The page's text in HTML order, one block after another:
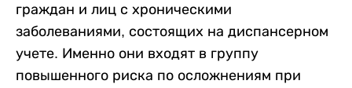
граждан и лиц с хроническими
заболеваниями, состоящих на диспансерном
учете. Именно они входят в группу
повышенного риска по осложнениям при